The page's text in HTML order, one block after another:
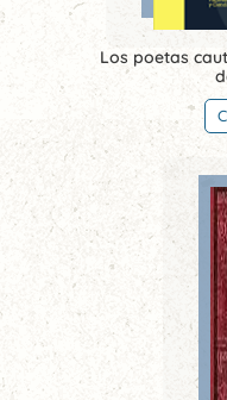
Los poetas